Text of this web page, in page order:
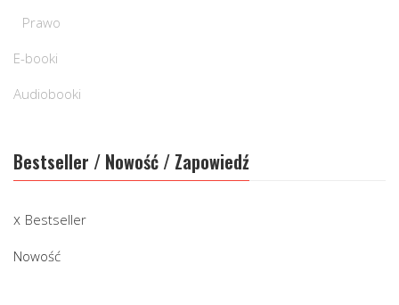
Prawo
E-booki
Audiobooki
Bestseller / Nowość / Zapowiedź
Bestseller
Nowość